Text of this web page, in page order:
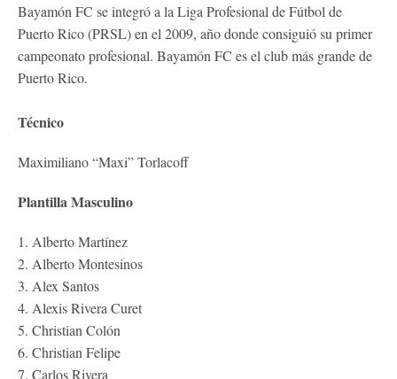
Bayamón FC se integró a la Liga Profesional de Fútbol de
Puerto Rico (PRSL) en el 2009, año donde consiguió su primer
campeonato profesional. Bayamón FC es el club más grande de
Puerto Rico.
Técnico
Maximiliano “Maxi” Torlacoff
Plantilla Masculino
1. Alberto Martínez
2. Alberto Montesinos
3. Alex Santos
4. Alexis Rivera Curet
5. Christian Colón
6. Christian Felipe
7. Carlos Rivera